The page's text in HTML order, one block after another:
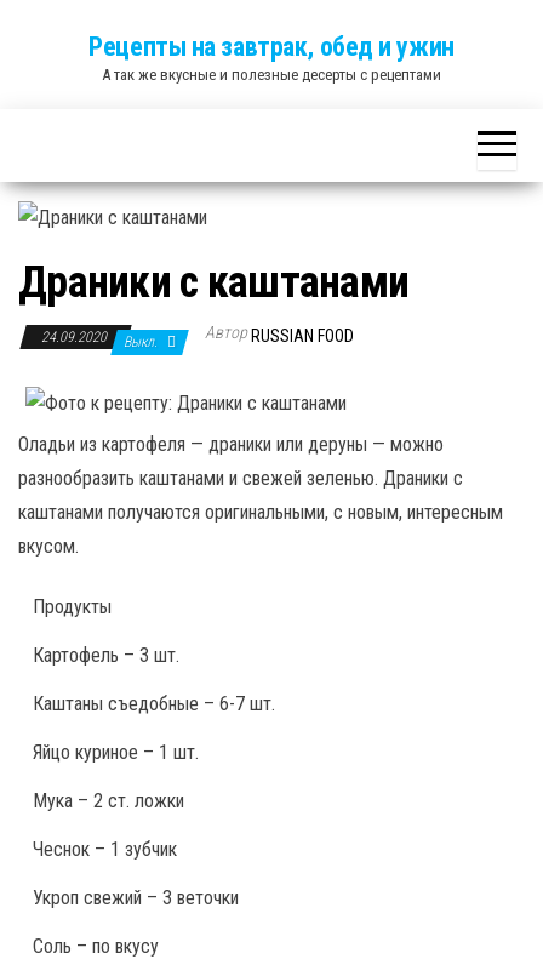
Рецепты на завтрак, обед и ужин
А так же вкусные и полезные десерты с рецептами
Драники с каштанами
24.09.2020 Выкл. Автор RUSSIAN FOOD
Оладьи из картофеля — драники или деруны — можно
разнообразить каштанами и свежей зеленью. Драники с
каштанами получаются оригинальными, с новым, интересным
вкусом.
Продукты
Картофель – 3 шт.
Каштаны съедобные – 6-7 шт.
Яйцо куриное – 1 шт.
Мука – 2 ст. ложки
Чеснок – 1 зубчик
Укроп свежий – 3 веточки
Соль – по вкусу